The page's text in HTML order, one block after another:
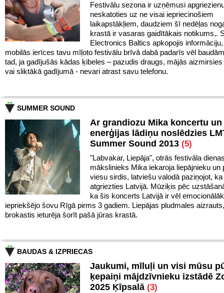
Festivālu sezona ir uzņēmusi
neskatoties uz ne visai iepriecinošiem
laikapstākļiem, daudziem šī nedēļas
krastā ir vasaras gaidītākais notikums,.
Electronics Baltics apkopojis
mobilās ierīces tavu mīļoto festivālu brīvā dabā padarīs vēl
tad, ja gadījušās kādas ķibeles – pazudis draugs, mājās aizmirsies
vai sliktākā gadījumā - nevari atrast savu telefonu.
SUMMER SOUND
Ar grandiozu Mika koncertu
enerģijas lādiņu noslēdzies
Summer Sound 2013 (5)
"Labvakar, Liepāja", otrās festivāla
mākslinieks Mika iekaroja liepājnieku un
viesu sirdis, latviešu valodā paziņojot,
atgriezties Latvijā. Mūziķis pēc
ka šis koncerts Latvijā ir vēl
iepriekšējo šovu Rīgā pirms 3 gadiem. Liepājas pludmales
brokastis ieturēja šorīt pašā jūras krastā.
BAUDAS & IZPRIECAS
Jaukumi, mīluļi un visi mūsu
ķepaiņi mājdzīvnieku izstādē
2025 Ķīpsalā (3)